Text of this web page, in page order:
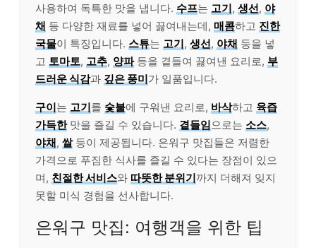
사용하여 독특한 맛을 냅니다. 수프는 고기, 생선, 야
채 등 다양한 재료를 넣어 끓여내는데, 매콤하고 진한
국물이 특징입니다. 스튜는 고기, 생선, 야채 등을 넣
고 토마토, 고추, 양파등을 곁들여 끓여낸 요리로, 부
드러운 식감과 깊은 풍미가 일품입니다.
구이는 고기를 숯불에 구워낸 요리로, 바삭하고 육즙
가득한맛을 즐길 수 있습니다. 곁들임으로는 소스,
야채, 쌀등이 제공됩니다. 은워구 맛집들은 저렴한
가격으로 푸짐한 식사를 즐길 수 있다는 장점이 있으
며, 친절한 서비스와 따뜻한 분위기까지 더해져 잊지
못할 미식 경험을 선사합니다.
은워구 맛집: 여행객을 위한 팁